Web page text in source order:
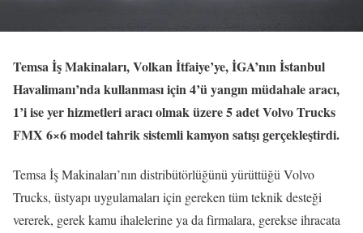
Temsa İş Makinaları, Volkan İtfaiye’ye, İGA’nın İstanbul
Havalimanı’nda kullanması için 4’ü yangın müdahale aracı,
1’i ise yer hizmetleri aracı olmak üzere 5 adet Volvo Trucks
FMX 6×6 model tahrik sistemli kamyon satışı gerçekleştirdi.
Temsa İş Makinaları’nın distribütörlüğünü yürüttüğü Volvo
Trucks, üstyapı uygulamaları için gereken tüm teknik desteği
vererek, gerek kamu ihalelerine ya da firmalara, gerekse ihracata